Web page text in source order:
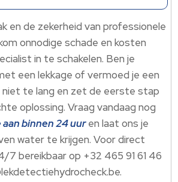
en de zekerheid van professionele
onnodige schade en kosten
in te schakelen. Ben je
een lekkage of vermoed je een
niet te lang en zet de eerste stap
oplossing. Vraag vandaag nog
binnen 24 uuren laat ons je
water te krijgen. Voor direct
7 bereikbaar op +32 465 91 61 46